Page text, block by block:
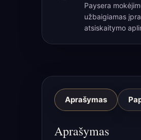
Paysera
užbaigiamas
atsiskaitymo
Aprašymas
Aprašymas